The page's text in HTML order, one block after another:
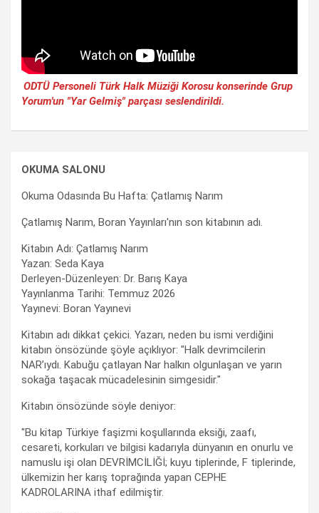
ODTÜ Personeli Türk Halk Müziği Korosu konserinde Grup
Yorum'un "Yar Gelmiş" parçası seslendirildi.
OKUMA SALONU
Okuma Odasında Bu Hafta: Çatlamış Narım
Çatlamış Narım, Boran Yayınları'nın son kitabının adı.
Kitabın Adı: Çatlamış Narım
Yazan: Seda Kaya
Derleyen-Düzenleyen: Dr. Barış Kaya
Yayınlanma Tarihi: Temmuz 2026
Yayınevi: Boran Yayınevi
Kitabın adı dikkat çekici. Yazarı, neden bu ismi verdiğini
kitabın önsözünde şöyle açıklıyor: "Halk devrimcilerin
NAR’ıydı. Kabuğu çatlayan Nar halkın olgunlaşan ve yarın
sokağa taşacak mücadelesinin simgesidir."
Kitabın önsözünde söyle deniyor:
"Bu kitap Türkiye faşizmi koşullarında eksiği, zaafı,
cesareti, korkuları ve bilgisi kadarıyla dünyanın en onurlu ve
namuslu işi olan DEVRİMCİLİĞİ; kuyu tiplerinde, F tiplerinde,
ülkemizin her karış toprağında yapan CEPHE
KADROLARINA ithaf edilmiştir.